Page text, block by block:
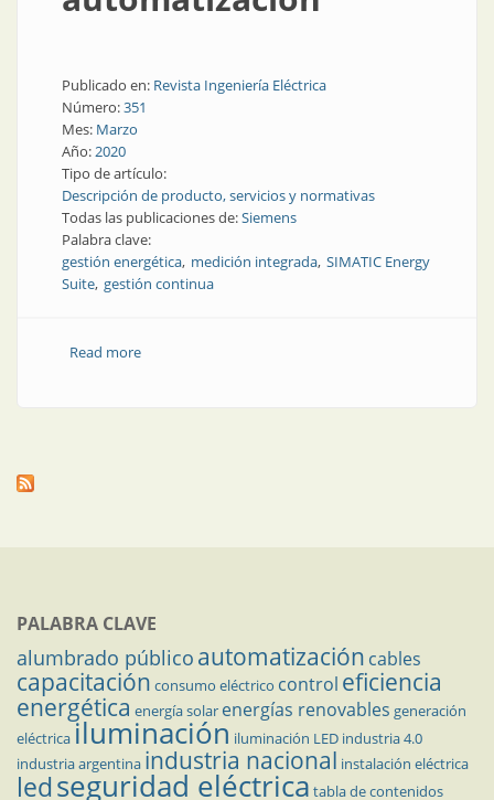
Publicado en: Revista Ingeniería Eléctrica
Número:351
Mes: Marzo
Año:2020
Tipo de artículo:
Descripción de producto, servicios y normativas
Todas las publicaciones de:Siemens
Palabra clave:
gestión energética medición integrada SIMATIC Energy
Suite gestión continua
Read moreabout Gestión energética desde el sistema de
PALABRA CLAVE
alumbrado público automatización cables
capacitación consumo eléctrico control eficiencia
energética energía solar energías renovables generación
eléctricailuminación iluminación LED industria 4.0
industria argentina industria nacional instalación eléctrica
ledseguridad eléctrica tabla de contenidos